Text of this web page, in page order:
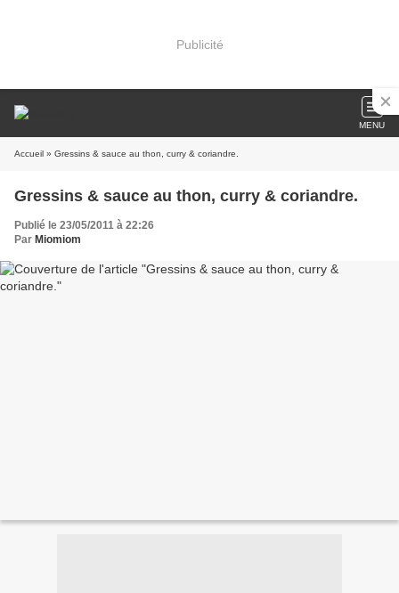
Publicité
MENU
Accueil » Gressins & sauce au thon, curry & coriandre.
Gressins & sauce au thon, curry & coriandre.
Publié le 23/05/2011 à 22:26
Par Miomiom